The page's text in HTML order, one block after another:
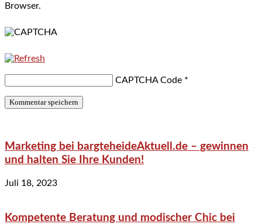
Browser.
CAPTCHA Code *
Marketing bei bargteheideAktuell.de – gewinnen
und halten Sie Ihre Kunden!
Juli 18, 2023
Kompetente Beratung und modischer Chic bei